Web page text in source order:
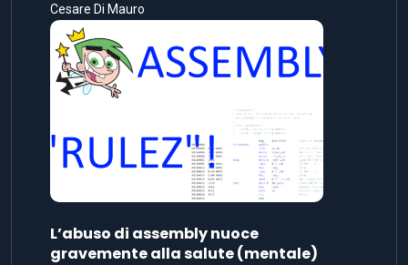
Cesare Di Mauro
L’abuso di assembly nuoce
gravemente alla salute (mentale)